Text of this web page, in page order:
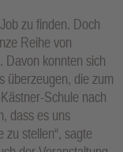
zu finden. Doch
Reihe von
Davon konnten sich
überzeugen, die zum
Schule nach
dass es uns
zu stellen“, sagte